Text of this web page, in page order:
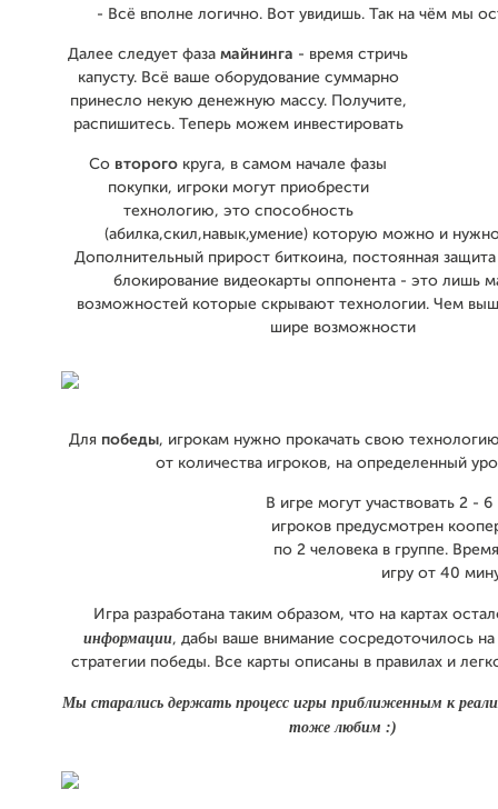
- Всё вполне логично. Вот увидишь. Так на чём мы
Далее следует фаза майнинга - время стричь
капусту. Всё ваше оборудование суммарно
принесло некую денежную массу. Получите,
распишитесь. Теперь можем инвестировать
Со второго круга, в самом начале фазы
покупки, игроки могут приобрести
технологию, это способность
(абилка,скил,навык,умение) которую можно и нужно
Дополнительный прирост биткоина, постоянная защита
блокирование видеокарты оппонента - это лишь
возможностей которые скрывают технологии. Чем
шире возможности
Для победы, игрокам нужно прокачать свою
от количества игроков, на определенный
В игре могут участвовать 2 -
игроков предусмотрен
по 2 человека в группе.
игру от 40
Игра разработана таким образом, что на картах
информации, дабы ваше внимание сосредоточилось на
стратегии победы. Все карты описаны в правилах и
Мы старались держать процесс игры приближенным к
тоже любим :)